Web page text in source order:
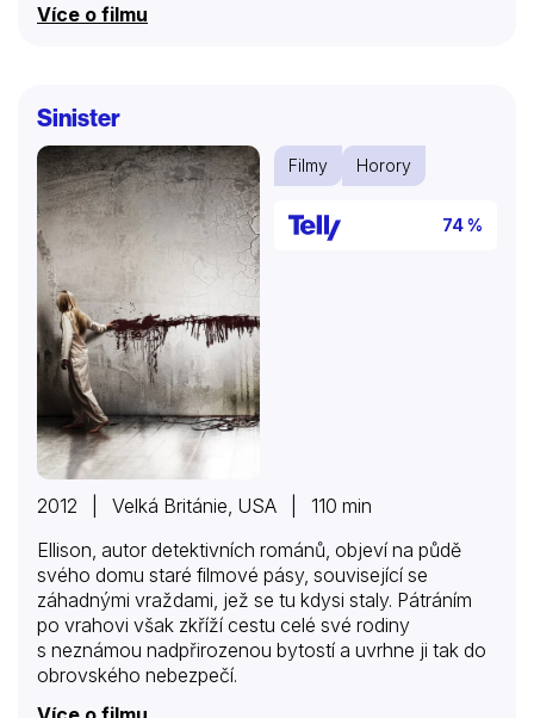
bojovníka, ale vyslouží jí i respekt vděčného národa…
Více o filmu
Sinister
Filmy Horory
74 %
2012 | Velká Británie, USA | 110 min
Ellison, autor detektivních románů, objeví na půdě
svého domu staré filmové pásy, související se
záhadnými vraždami, jež se tu kdysi staly. Pátráním
po vrahovi však zkříží cestu celé své rodiny
s neznámou nadpřirozenou bytostí a uvrhne ji tak do
obrovského nebezpečí.